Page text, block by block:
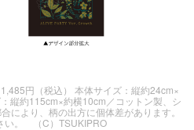
円（税込） 本体サイズ：縦約24cm×
縦約115cm×約横10cm／コットン製、シ
により、柄の出方に個体差があります。
い。 （C）TSUKIPRO